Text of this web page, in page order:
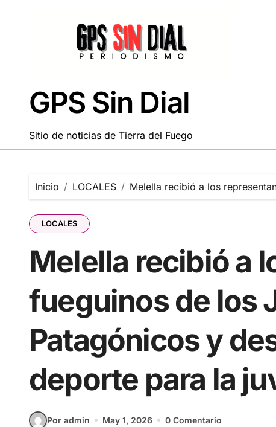
GPS Sin Dial
Sitio de noticias de Tierra del Fuego
Inicio LOCALES Melella recibió a los
LOCALES
Melella recibió a
fueguinos de los
Patagónicos y
deporte para la
Por admin May 1, 2026 0 Comentario